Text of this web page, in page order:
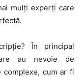
mulți experți care
În principal
au nevoie de
cum ar fi